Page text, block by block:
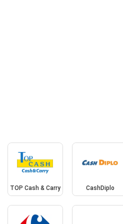
TOP Cash & Carry CashDiplo